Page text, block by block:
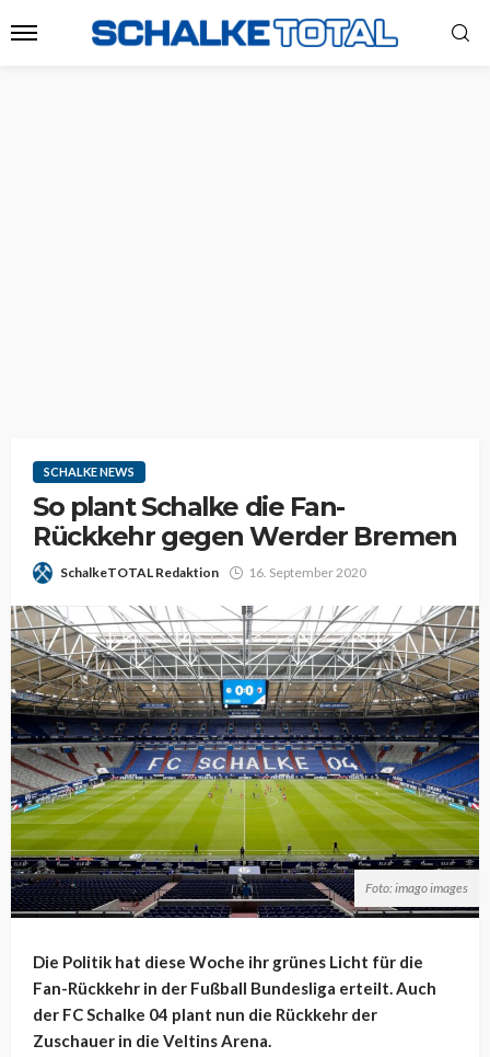
SCHALKE NEWS
So plant Schalke die Fan-
Rückkehr gegen Werder Bremen
SchalkeTOTAL Redaktion 16. September 2020
Foto: imago images
Die Politik hat diese Woche ihr grünes Licht für die
Fan-Rückkehr in der Fußball Bundesliga erteilt. Auch
der FC Schalke 04 plant nun die Rückkehr der
Zuschauer in die Veltins Arena.